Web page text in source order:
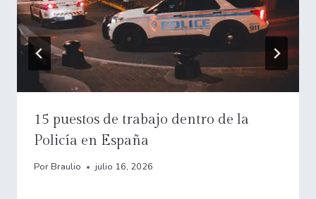
15 puestos de trabajo dentro de la
Policía en España
Por Braulio julio 16, 2026